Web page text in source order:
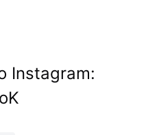
Instagram: